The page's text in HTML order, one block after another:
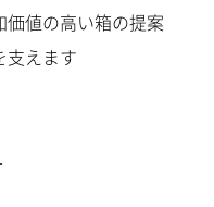
価値の高い箱の提案
支えます